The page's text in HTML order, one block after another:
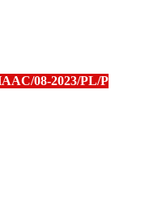
08-2023/PL/P